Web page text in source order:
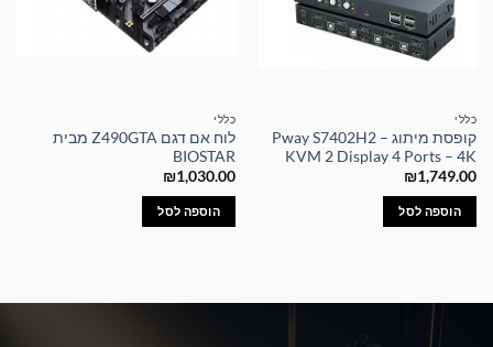
כללי
קופסת מיתוג – Pway S7402H2
KVM 2 Display 4 Ports – 4K
₪1,749.00
הוספה לסל
כללי
לוח אם דגם Z490GTA מבית
BIOSTAR
₪1,030.00
הוספה לסל